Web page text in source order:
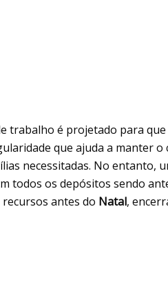
trabalho é projetado para
que ajuda a manter
necessitadas. No entanto,
todos os depósitos sendo
recursos antes do Natal,